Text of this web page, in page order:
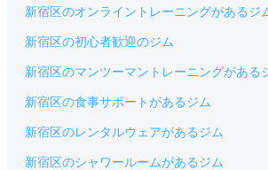
新宿区のオンライントレーニングがあるジ
新宿区の初心者歓迎のジム
新宿区のマンツーマントレーニングがある
新宿区の食事サポートがあるジム
新宿区のレンタルウェアがあるジム
新宿区のシャワールームがあるジム